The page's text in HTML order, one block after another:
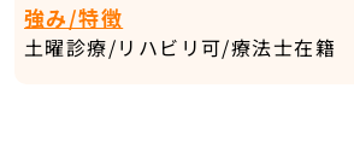
強み/特徴
土曜診療/リハビリ可/療法士在籍